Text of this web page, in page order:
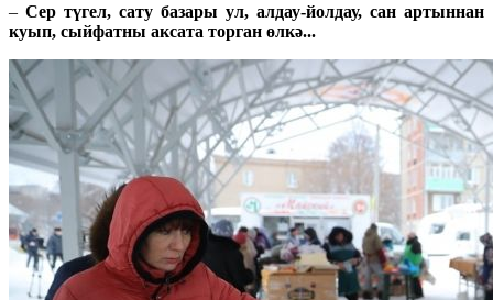
– Сер түгел, сату базары ул, алдау-йолдау, сан артыннан
куып, сыйфатны аксата торган өлкә...